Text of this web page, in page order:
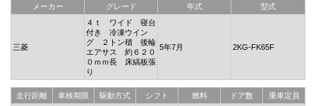
メーカー グレード 年式 型式
三菱
４ｔ ワイド 寝台
付き 冷凍ウイン
グ ２トン積 後輪
エアサス 約６２０
０ｍｍ長 床縞板張
り
5年7月 2KG-FK65F
走行距離 車検期限 駆動方式 シフト 燃料 ドア数
乗車定員